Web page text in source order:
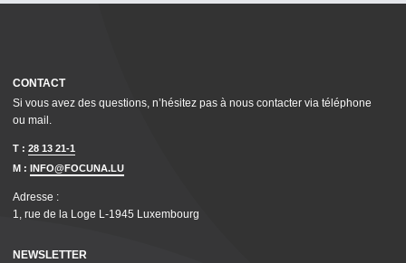
CONTACT
Si vous avez des questions, n’hésitez pas à nous contacter via téléphone
ou mail.
T : 28 13 21-1
M :
INFO@FOCUNA.LU
Adresse :
1, rue de la Loge L‑1945 Luxembourg
NEWSLETTER